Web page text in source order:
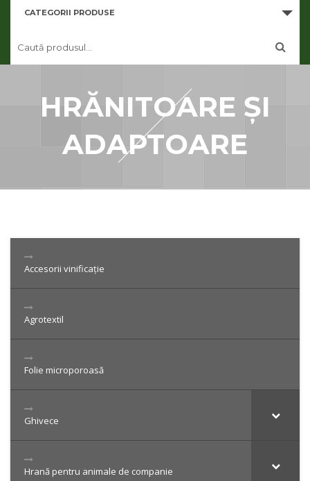
CONTUL MEU
CATEGORII PRODUSE
HRĂNITOARE ȘI
ADAPTOARE
Accesorii vinificație
Agrotextil
Folie microporoasă
Ghivece
Hrană pentru animale de companie